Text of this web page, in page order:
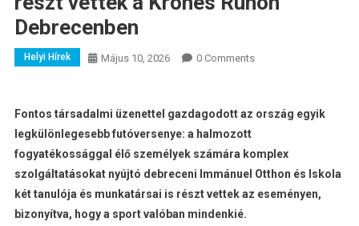
Debrecenben
Helyi Hírek Május 10, 2026 0 Comments
Fontos társadalmi üzenettel gazdagodott az ország egyik
legkülönlegesebb futóversenye: a halmozott
fogyatékossággal élő személyek számára komplex
szolgáltatásokat nyújtó debreceni Immánuel Otthon és Iskola
két tanulója és munkatársai is részt vettek az eseményen,
bizonyítva, hogy a sport valóban mindenkié.